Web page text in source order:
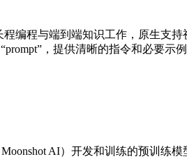
编程与端到端知识工作，原生支持
，提供清晰的指令和必要
AI）开发和训练的预训练